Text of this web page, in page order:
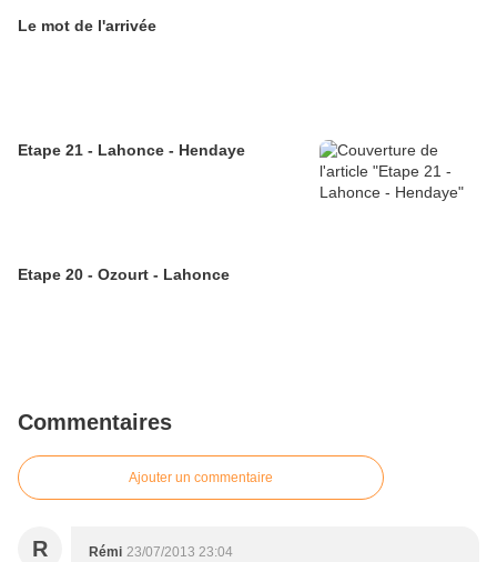
Le mot de l'arrivée
Etape 21 - Lahonce - Hendaye
Etape 20 - Ozourt - Lahonce
Commentaires
Ajouter un commentaire
R Rémi 23/07/2013 23:04